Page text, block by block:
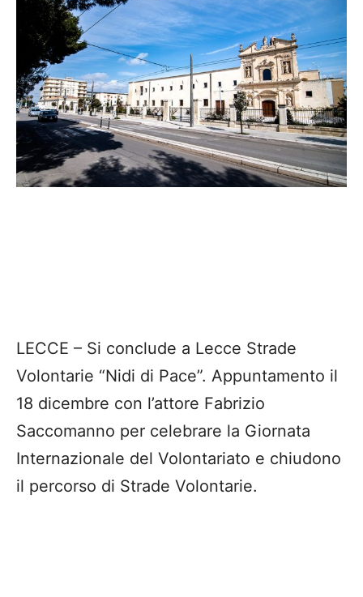
LECCE – Si conclude a Lecce Strade
Volontarie “Nidi di Pace”. Appuntamento il
18 dicembre con l’attore Fabrizio
Saccomanno per celebrare la Giornata
Internazionale del Volontariato e chiudono
il percorso di Strade Volontarie.